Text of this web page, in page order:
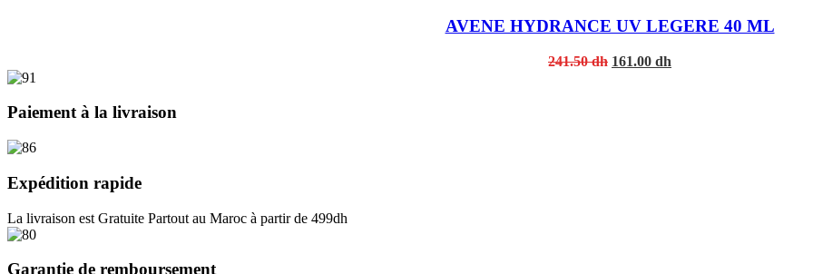
AVENE HYDRANCE UV LEGERE 40 ML
241.50dh Original
161.00 dh
Paiement à la livraison
Expédition rapide
La livraison est Gratuite Partout au Maroc à partir de 499dh
Garantie de remboursement